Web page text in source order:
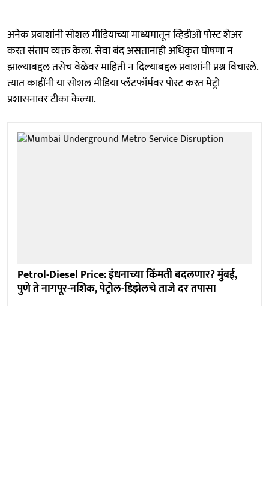
अनेक प्रवाशांनी सोशल मीडियाच्या माध्यमातून व्हिडीओ पोस्ट शेअर
करत संताप व्यक्त केला. सेवा बंद असतानाही अधिकृत घोषणा न
झाल्याबद्दल तसेच वेळेवर माहिती न दिल्याबद्दल प्रवाशांनी प्रश्न विचारले.
त्यात काहींनी या सोशल मीडिया प्लॅटफॉर्मवर पोस्ट करत मेट्रो
प्रशासनावर टीका केल्या.
Petrol-Diesel Price: इंधनाच्या किंमती बदलणार? मुंबई,
पुणे ते नागपूर-नशिक, पेट्रोल-डिझेलचे ताजे दर तपासा